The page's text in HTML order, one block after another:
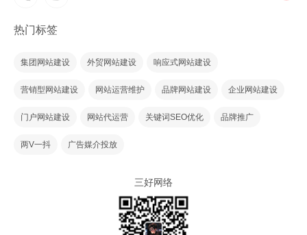
热门标签
集团网站建设 外贸网站建设 响应式网站建设
营销型网站建设 网站运营维护 品牌网站建设 企业网站建设
门户网站建设 网站代运营 关键词SEO优化 品牌推广
两V一抖 广告媒介投放
三好网络